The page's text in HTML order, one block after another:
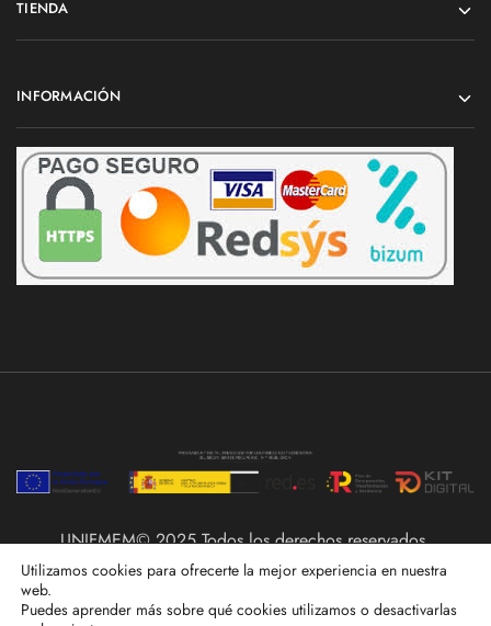
TIENDA
INFORMACIÓN
UNIFMEM© 2025 Todos los derechos reservados.
Utilizamos cookies para ofrecerte la mejor experiencia en nuestra
web.
Puedes aprender más sobre qué cookies utilizamos o desactivarlas